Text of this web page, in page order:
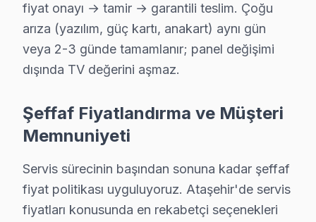
Murat T. — Sanyo Servis Uzmanı
12 yıllık Sanyo TV tamir deneyimi. Ataşehir ve çevre
· Sanyo fabrika servis sertifikası
· Orijinal ve OEM yedek parça tedarikçisi
Ataşehir Servis İstatistikleri
· Ataşehir'de450+
· Ortalama tamir süresi:1–2 iş günü
· Tüm işlemler2 yıl garantili
fiyat onayı → tamir → garantili teslim. Çoğu
arıza (yazılım, güç kartı, anakart) aynı gün
veya 2-3 günde tamamlanır; panel değişimi
dışında TV değerini aşmaz.
Şeffaf Fiyatlandırma ve Müşteri
Memnuniyeti
Servis sürecinin başından sonuna kadar şeffaf
fiyat politikası uyguluyoruz. Ataşehir'de servis
fiyatları konusunda en rekabetçi seçenekleri